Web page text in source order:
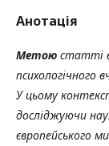
Анотація
Метою статті
психологічного
У цьому
досліджуючи
європейського